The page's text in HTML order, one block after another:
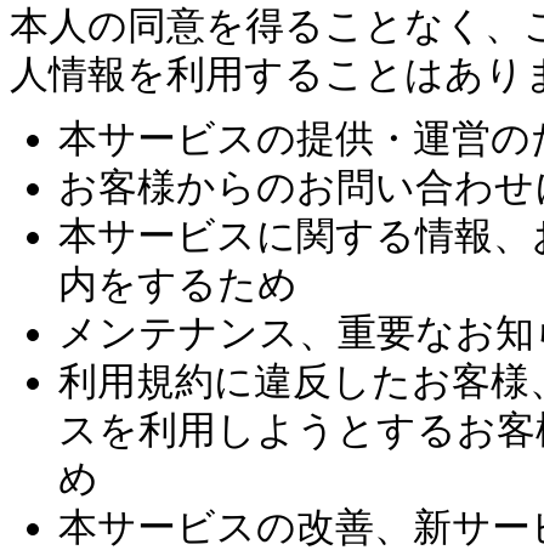
本人の同意を得ることなく、
人情報を利用することはあり
本サービスの提供・運営の
お客様からのお問い合わ
本サービスに関する情報
内をするため
メンテナンス、重要なお
利用規約に違反したお客
スを利用しようとするお
め
本サービスの改善、新サ